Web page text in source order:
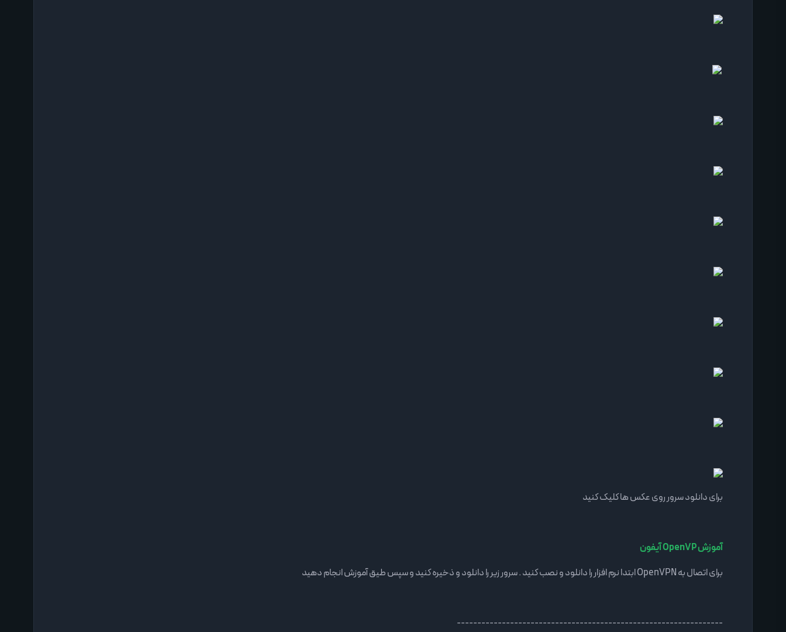
برای دانلود سرور روی عکس ها کلیک کنید
آموزش OpenVP آیفون
برای اتصال به OpenVPN ابتدا نرم افزار را دانلود و نصب کنید . سرور زیر را دانلود و ذخیره کنید و سپس طیق آموزش انجام دهید
-----------------------------------------------------------------